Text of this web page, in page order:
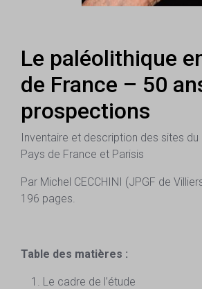
Le paléolithique
de France – 50
prospections
Inventaire et description des sites du
Pays de France et Parisis
Par Michel CECCHINI (JPGF de
196 pages.
Table des matières :
Le cadre de l’étude